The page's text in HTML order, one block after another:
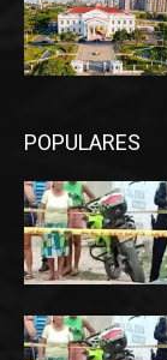
POPULARES